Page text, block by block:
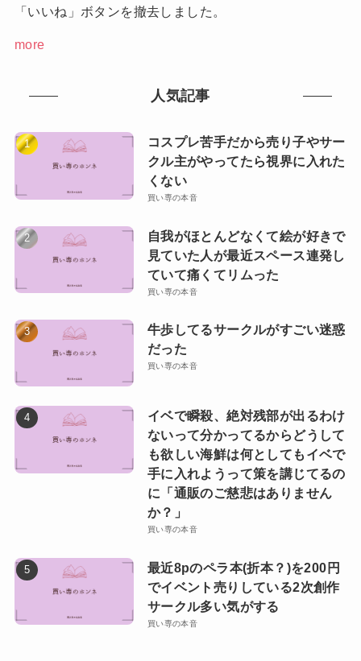
「いいね」ボタンを撤去しました。
more
人気記事
コスプレ苦手だから売り子やサー
クル主がやってたら視界に入れた
くない
買い専の本音
自我がほとんどなくて絵が好きで
見ていた人が最近スペース連発し
ていて痛くてリムった
買い専の本音
牛歩してるサークルがすごい迷惑
だった
買い専の本音
イベで瞬殺、絶対残部が出るわけ
ないって分かってるからどうして
も欲しい海鮮は何としてもイベで
手に入れようって策を講じてるの
に「通販のご慈悲はありません
か？」
買い専の本音
最近8pのペラ本(折本？)を200円
でイベント売りしている2次創作
サークル多い気がする
買い専の本音